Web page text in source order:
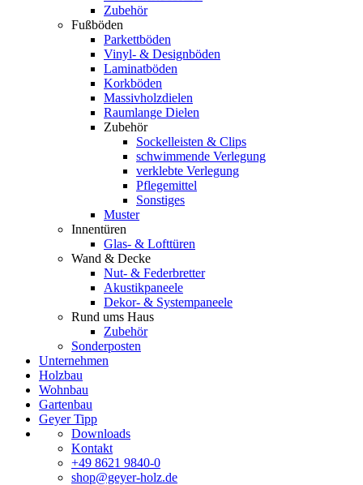
Zubehör
Fußböden
Parkettböden
Vinyl- & Designböden
Laminatböden
Korkböden
Massivholzdielen
Raumlange Dielen
Zubehör
Sockelleisten & Clips
schwimmende Verlegung
verklebte Verlegung
Pflegemittel
Sonstiges
Muster
Innentüren
Glas- & Lofttüren
Wand & Decke
Nut- & Federbretter
Akustikpaneele
Dekor- & Systempaneele
Rund ums Haus
Zubehör
Sonderposten
Unternehmen
Holzbau
Wohnbau
Gartenbau
Geyer Tipp
Downloads
Kontakt
+49 8621 9840-0
shop@geyer-holz.de